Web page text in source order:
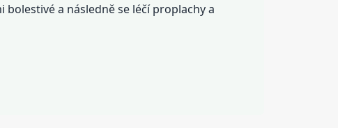
a následně se léčí proplachy a